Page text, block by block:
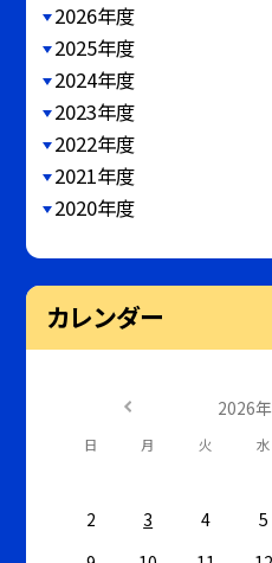
2026年度
2025年度
2024年度
2023年度
2022年度
2021年度
2020年度
カレンダー
2026年
日 月 火 水
2
3 4 5